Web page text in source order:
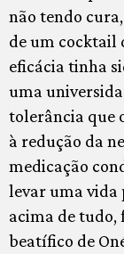
não tendo
de um cocktail
eficácia tinha
uma
tolerância que
à redução da
medicação
levar uma vida
acima de tudo,
beatífico de